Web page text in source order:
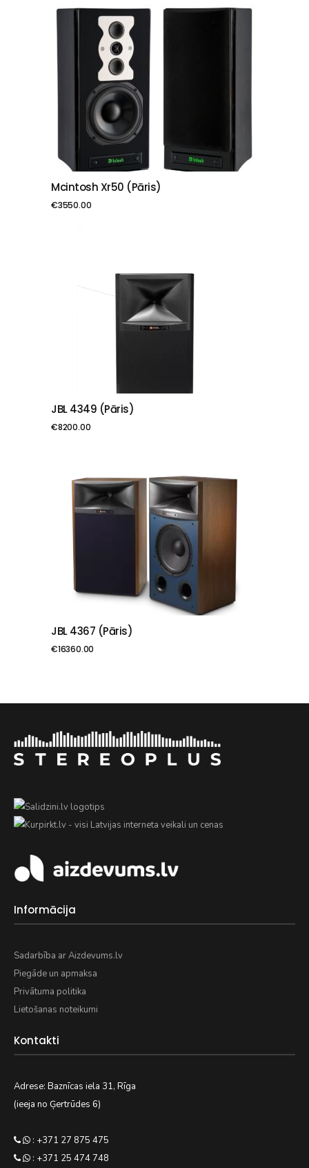
PIEVIENOT GROZAM
Mcintosh Xr50 (pāris)
€3550.00
PIEVIENOT GROZAM
JBL 4349 (pāris)
€8200.00
PIEVIENOT GROZAM
JBL 4367 (pāris)
€16360.00
Informācija
Sadarbība ar Aizdevums.lv
Piegāde un apmaksa
Privātuma politika
Lietošanas noteikumi
Kontakti
Adrese: Baznīcas iela 31, Rīga
(ieeja no Ģertrūdes 6)
: +371 27 875 475
: +371 25 474 748